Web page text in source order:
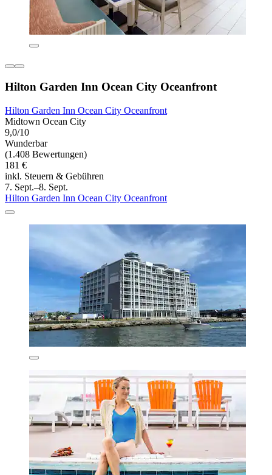
Hilton Garden Inn Ocean City Oceanfront
Hilton Garden Inn Ocean City Oceanfront
Midtown Ocean City
9,0/10
Wunderbar
(1.408 Bewertungen)
181 €
inkl. Steuern & Gebühren
7. Sept.–8. Sept.
Hilton Garden Inn Ocean City Oceanfront